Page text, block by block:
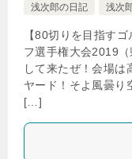
浅次郎の日記
浅次
【80切りを目指す
フ選手権大会2019
して来たぜ！会場
ヤード！そよ風曇り
[…]